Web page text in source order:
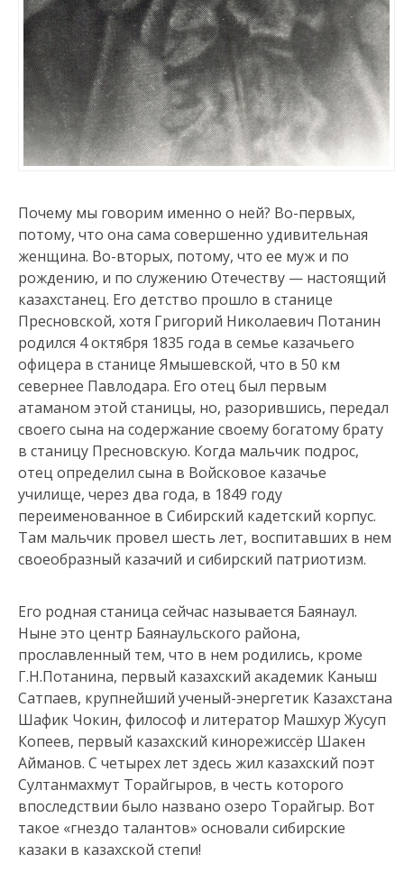
Почему мы говорим именно о ней? Во-первых,
потому, что она сама совершенно удивительная
женщина. Во-вторых, потому, что ее муж и по
рождению, и по служению Отечеству — настоящий
казахстанец. Его детство прошло в станице
Пресновской, хотя Григорий Николаевич Потанин
родился 4 октября 1835 года в семье казачьего
офицера в станице Ямышевской, что в 50 км
севернее Павлодара. Его отец был первым
атаманом этой станицы, но, разорившись, передал
своего сына на содержание своему богатому брату
в станицу Пресновскую. Когда мальчик подрос,
отец определил сына в Войсковое казачье
училище, через два года, в 1849 году
переименованное в Сибирский кадетский корпус.
Там мальчик провел шесть лет, воспитавших в нем
своеобразный казачий и сибирский патриотизм.
Его родная станица сейчас называется Баянаул.
Ныне это центр Баянаульского района,
прославленный тем, что в нем родились, кроме
Г.Н.Потанина, первый казахский академик Каныш
Сатпаев, крупнейший ученый-энергетик Казахстана
Шафик Чокин, философ и литератор Машхур Жусуп
Копеев, первый казахский кинорежиссёр Шакен
Айманов. С четырех лет здесь жил казахский поэт
Султанмахмут Торайгыров, в честь которого
впоследствии было названо озеро Торайгыр. Вот
такое «гнездо талантов» основали сибирские
казаки в казахской степи!